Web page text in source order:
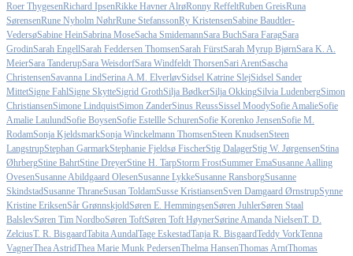
Roer ThygesenRichard IpsenRikke Havner AlrøRonny ReffeltRuben GreisRuna
SørensenRune Nyholm NøhrRune StefanssonRy KristensenSabine Baudtler-
VedersøSabine HeinSabrina MoseSacha SmidemannSara BuchSara FaragSara
GrodinSarah EngellSarah Feddersen ThomsenSarah FürstSarah Myrup BjørnSara K. A.
MeierSara TanderupSara WeisdorfSara Windfeldt ThorsenSari ArentSascha
ChristensenSavanna LindSerina A.M. ElverløvSidsel Katrine SlejSidsel Sander
MittetSigne FahlSigne SkytteSigrid GrothSilja BødkerSilja OkkingSilvia LudenbergSimon
ChristiansenSimone LindquistSimon ZanderSinus ReussSissel MoodySofie AmalieSofie
Amalie LaulundSofie BoysenSofie Estellle SchurenSofie Korenko JensenSofie M.
RodamSonja KjeldsmarkSonja Winckelmann ThomsenSteen KnudsenSteen
LangstrupStephan GarmarkStephanie Fjeldsø FischerStig DalagerStig W. JørgensenStina
ØhrbergStine BahrtStine DreyerStine H. TarpStorm FrostSummer EmaSusanne Aalling
OvesenSusanne Abildgaard OlesenSusanne LykkeSusanne RansborgSusanne
SkindstadSusanne ThraneSusan ToldamSusse KristiansenSven Damgaard ØrnstrupSynne
Kristine EriksenSår GrønnskjoldSøren E. HemmingsenSøren JuhlerSøren Staal
BalslevSøren Tim NordboSøren ToftSøren Toft HøynerSørine Amanda NielsenT. D.
ZelciusT. R. BisgaardTabita AundalTage EskestadTanja R. BisgaardTeddy VorkTenna
VagnerThea AstridThea Marie Munk PedersenThelma HansenThomas ArntThomas